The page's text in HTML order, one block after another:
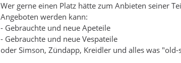
Wer gerne einen Platz hätte zum Anbieten seiner
Angeboten werden kann:
- Gebrauchte und neue Apeteile
- Gebrauchte und neue Vespateile
oder Simson, Zündapp, Kreidler und alles was "old-